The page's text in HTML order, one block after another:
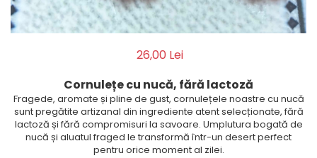
26,00 Lei
Cornulețe cu nucă, fără lactoză
Fragede, aromate și pline de gust, cornulețele noastre cu nucă
sunt pregătite artizanal din ingrediente atent selecționate, fără
lactoză și fără compromisuri la savoare. Umplutura bogată de
nucă și aluatul fraged le transformă într-un desert perfect
pentru orice moment al zilei.